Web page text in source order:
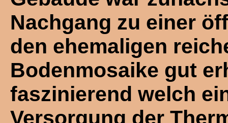
Nachgang zu einer
den ehemaligen
Bodenmosaike gut
faszinierend welch
Versorgung der